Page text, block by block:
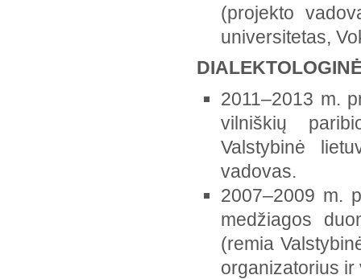
(projekto
universitetas,
2011–2013 m.
vilniškių
Valstybinė
vadovas.
2007–2009 m.
medžiagos
(remia
organizatorius ir